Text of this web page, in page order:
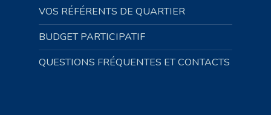
VOS RÉFÉRENTS DE QUARTIER
BUDGET PARTICIPATIF
QUESTIONS FRÉQUENTES ET CONTACTS